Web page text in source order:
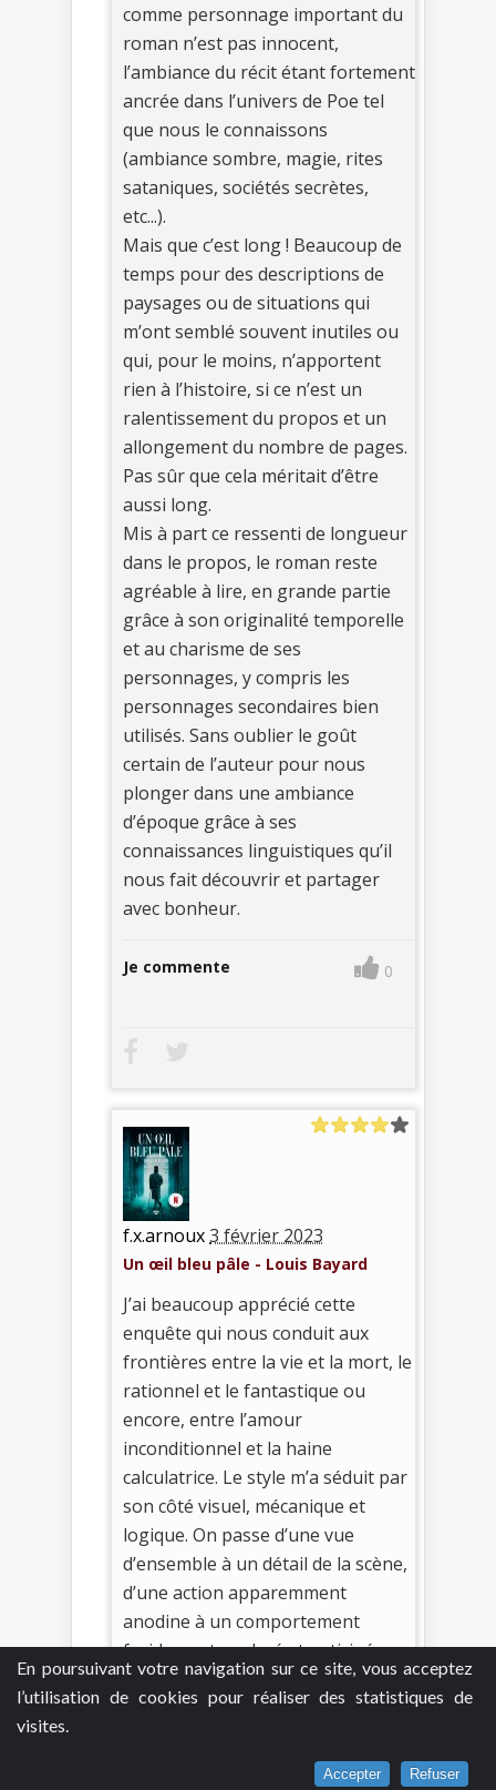
En poursuivant votre navigation sur ce site, vous acceptez
l’utilisation de cookies pour réaliser des statistiques de
visites.
Accepter Refuser
comme personnage important du
roman n’est pas innocent,
l’ambiance du récit étant fortement
ancrée dans l’univers de Poe tel
que nous le connaissons
(ambiance sombre, magie, rites
sataniques, sociétés secrètes,
etc...).
Mais que c’est long ! Beaucoup de
temps pour des descriptions de
paysages ou de situations qui
m’ont semblé souvent inutiles ou
qui, pour le moins, n’apportent
rien à l’histoire, si ce n’est un
ralentissement du propos et un
allongement du nombre de pages.
Pas sûr que cela méritait d’être
aussi long.
Mis à part ce ressenti de longueur
dans le propos, le roman reste
agréable à lire, en grande partie
grâce à son originalité temporelle
et au charisme de ses
personnages, y compris les
personnages secondaires bien
utilisés. Sans oublier le goût
certain de l’auteur pour nous
plonger dans une ambiance
d’époque grâce à ses
connaissances linguistiques qu’il
nous fait découvrir et partager
avec bonheur.
Je commente 0
f.x.arnoux3 février 2023
Un œil bleu pâle - Louis Bayard
J’ai beaucoup apprécié cette
enquête qui nous conduit aux
frontières entre la vie et la mort, le
rationnel et le fantastique ou
encore, entre l’amour
inconditionnel et la haine
calculatrice. Le style m’a séduit par
son côté visuel, mécanique et
logique. On passe d’une vue
d’ensemble à un détail de la scène,
d’une action apparemment
anodine à un comportement
froidement analysé et anticipé.
Sans compter que notre enquêteur
est assisté du très sympathique
toute une série de clins d’œil et